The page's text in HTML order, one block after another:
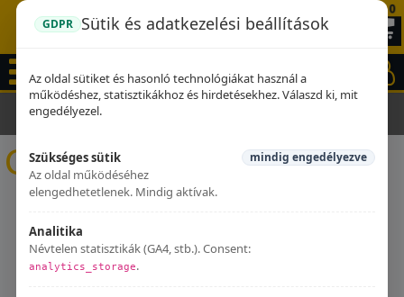
GDPR Sütik és adatkezelési beállítások
Az oldal sütiket és hasonló technológiákat használ a
működéshez, statisztikákhoz és hirdetésekhez. Válaszd ki, mit
engedélyezel.
Szükséges sütik
Az oldal működéséhez
elengedhetetlenek. Mindig aktívak.
mindig engedélyezve
Analitika
Névtelen statisztikák (GA4, stb.). Consent:
analytics_storage.
0
Kezdőlap Kipufogók
Can-am